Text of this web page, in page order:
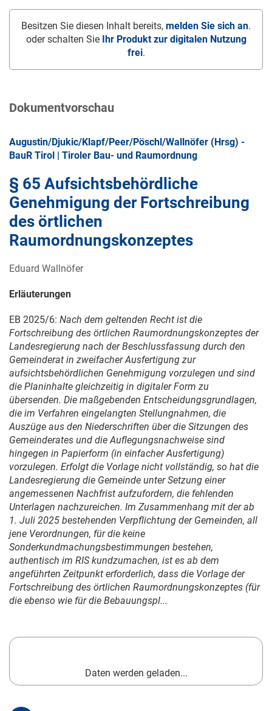
Besitzen Sie diesen Inhalt bereits, melden Sie sich an.
oder schalten Sie
Ihr Produkt zur digitalen Nutzung
frei.
Dokumentvorschau
Augustin/Djukic/Klapf/Peer/Pöschl/Wallnöfer (Hrsg) -
BauR Tirol | Tiroler Bau- und Raumordnung
§ 65 Aufsichtsbehördliche
Genehmigung der Fortschreibung
des örtlichen
Raumordnungskonzeptes
Eduard Wallnöfer
Erläuterungen
EB 2025/6: Nach dem geltenden Recht ist die
Fortschreibung des örtlichen Raumordnungskonzeptes der
Landesregierung nach der Beschlussfassung durch den
Gemeinderat in zweifacher Ausfertigung zur
aufsichtsbehördlichen Genehmigung vorzulegen und sind
die Planinhalte gleichzeitig in digitaler Form zu
übersenden. Die maßgebenden Entscheidungsgrundlagen,
die im Verfahren eingelangten Stellungnahmen, die
Auszüge aus den Niederschriften über die Sitzungen des
Gemeinderates und die Auflegungsnachweise sind
hingegen in Papierform (in einfacher Ausfertigung)
vorzulegen. Erfolgt die Vorlage nicht vollständig, so hat die
Landesregierung die Gemeinde unter Setzung einer
angemessenen Nachfrist aufzufordern, die fehlenden
Unterlagen nachzureichen. Im Zusammenhang mit der ab
1. Juli 2025 bestehenden Verpflichtung der Gemeinden, all
jene Verordnungen, für die keine
Sonderkundmachungsbestimmungen bestehen,
authentisch im RIS kundzumachen, ist es ab dem
angeführten Zeitpunkt erforderlich, dass die Vorlage der
Fortschreibung des örtlichen Raumordnungskonzeptes (für
die ebenso wie für die Bebauungspl...
Daten werden geladen...